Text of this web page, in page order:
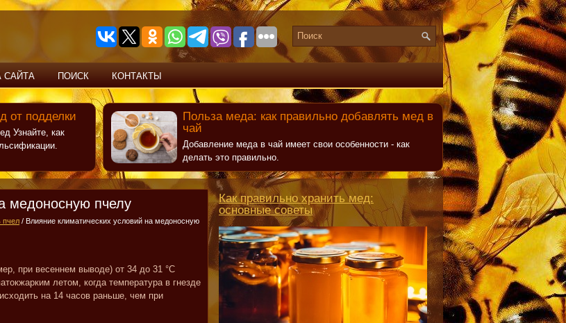
САЙТА ПОИСК КОНТАКТЫ
от подделки
Узнайте, как
Польза меда: как правильно добавлять мед в
чай
Добавление меда в чай имеет свои особенности - как
делать это правильно.
медоносную пчелу
пчел / Влияние климатических условий на медоносную
при весеннем выводе) от 34 до 31 °C
летом, когда температура в гнезде
на 14 часов раньше, чем при
Как правильно хранить мед:
основные советы